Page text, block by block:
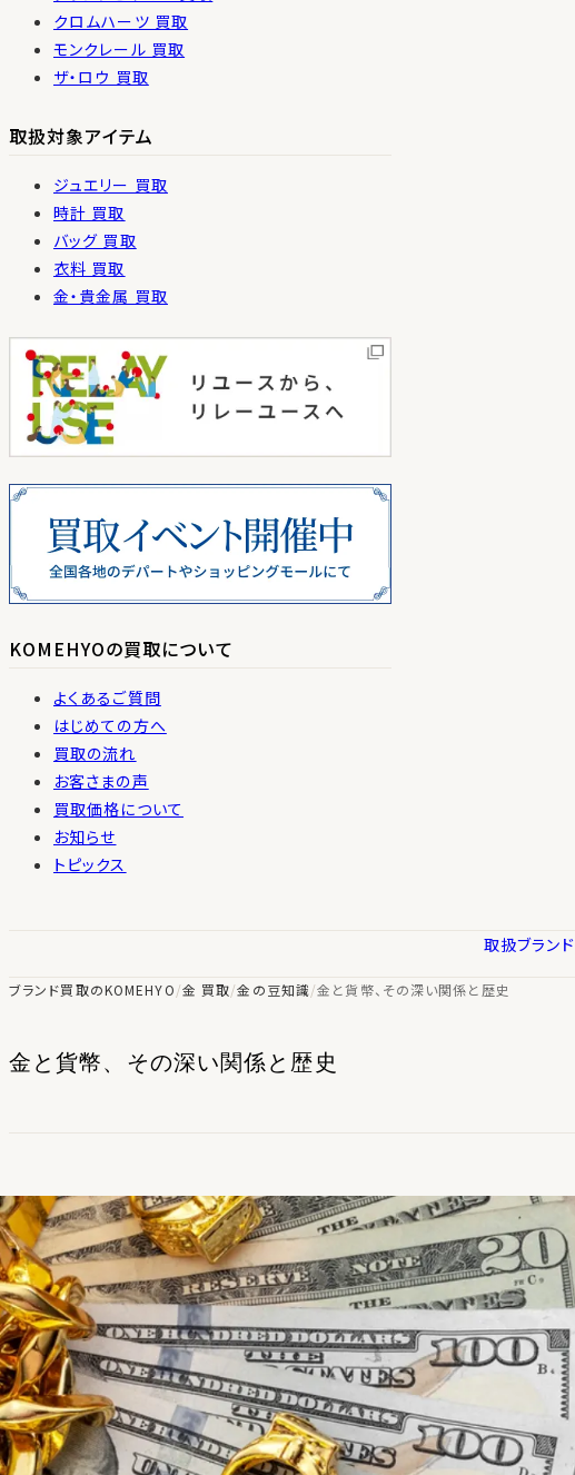
クロムハーツ 買取
モンクレール 買取
ザ・ロウ 買取
取扱対象アイテム
ジュエリー 買取
時計 買取
バッグ 買取
衣料 買取
金・貴金属 買取
KOMEHYOの買取について
よくあるご質問
はじめての方へ
買取の流れ
お客さまの声
買取価格について
お知らせ
トピックス
取扱ブランド
ブランド買取のKOMEHYO/金 買取/金の豆知識/金と貨幣、その深い関係と歴史
金と貨幣、その深い関係と歴史